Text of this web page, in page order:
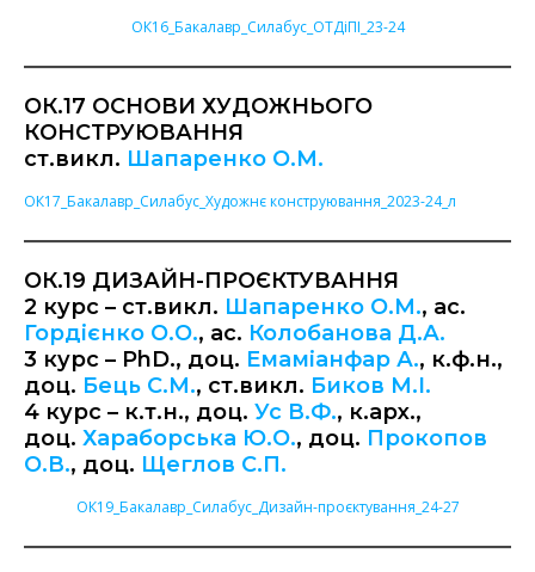
ОК16_Бакалавр_Силабус_ОТДіПІ_23-24
ОК.17 ОСНОВИ ХУДОЖНЬОГО
КОНСТРУЮВАННЯ
ст.викл. Шапаренко О.М.
ОК17_Бакалавр_Силабус_Художнє конструювання_2023-24_л
ОК.19 ДИЗАЙН-ПРОЄКТУВАННЯ
2 курс – ст.викл. Шапаренко О.М., ас.
Гордієнко О.О., ас. Колобанова Д.А.
3 курс – PhD., доц. Емаміанфар А., к.ф.н.,
доц. Бець С.М., ст.викл. Биков М.І.
4 курс – к.т.н., доц. Ус В.Ф., к.арх.,
доц. Хараборська Ю.О., доц. Прокопов
О.В., доц. Щеглов С.П.
ОК19_Бакалавр_Силабус_Дизайн-проєктування_24-27